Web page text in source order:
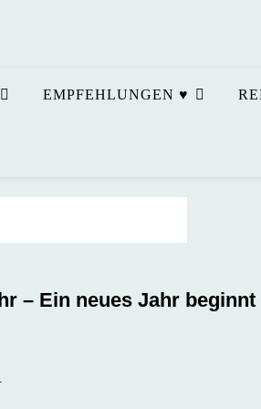
EMPFEHLUNGEN ♥️
– Ein neues Jahr beginnt